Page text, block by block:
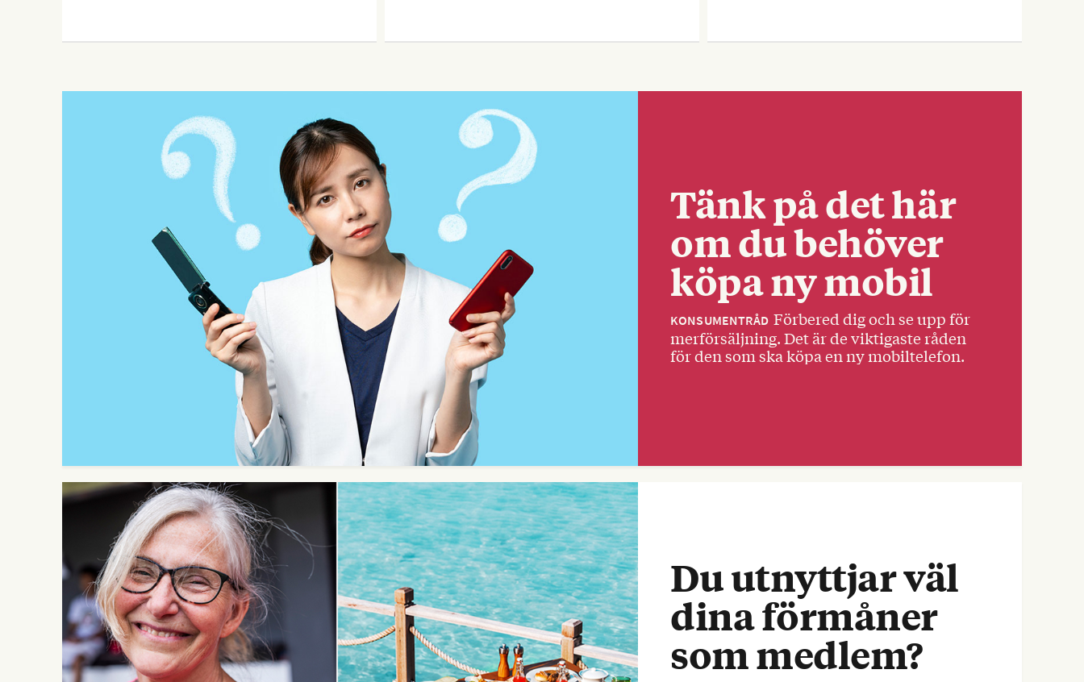
Tänk på det här
om du behöver
köpa ny mobil
KONSUMENTRÅD
merförsäljning. Det är de viktigaste råden
för den som ska köpa en ny mobiltelefon.
Du utnyttjar väl
dina förmåner
som medlem?